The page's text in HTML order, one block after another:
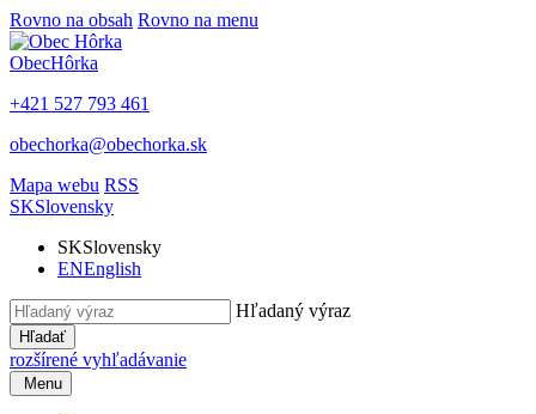
Rovno na obsah Rovno na menu
ObecHôrka
+421 527 793 461
obechorka@obechorka.sk
Mapa webu RSS
SKSlovensky
SKSlovensky
ENEnglish
Hľadaný výraz
Hľadať
rozšírené vyhľadávanie
Menu